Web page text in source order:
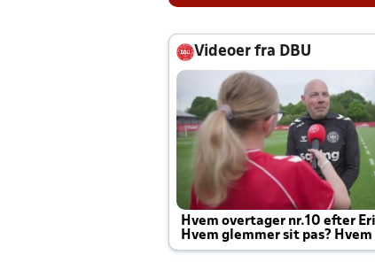
Videoer fra DBU
Hvem overtager nr.10 efter
Hvem glemmer sit pas?
Joachim altid til efter kampe?